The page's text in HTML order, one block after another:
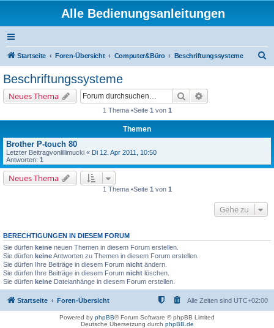
Alle Bedienungsanleitungen
Startseite Foren-Übersicht Computer&Büro Beschriftungssysteme
Beschriftungssysteme
Neues Thema Suche
1 Thema •Seite 1 von 1
Themen
Brother P-touch 80
Letzter Beitragvonlillimucki « Di 12. Apr 2011, 10:50
Antworten: 1
Neues Thema
1 Thema •Seite 1 von 1
Gehe zu
BERECHTIGUNGEN IN DIESEM FORUM
Sie dürfen keine neuen Themen in diesem Forum erstellen.
Sie dürfen keineAntworten zu Themen in diesem Forum erstellen.
Sie dürfen Ihre Beiträge in diesem Forum nicht ändern.
Sie dürfen Ihre Beiträge in diesem Forum nicht löschen.
Sie dürfen keine Dateianhänge in diesem Forum erstellen.
Startseite Foren-Übersicht Alle Zeiten sind UTC+02:00
Powered by phpBB® Forum Software © phpBB Limited
Deutsche Übersetzung durch phpBB.de